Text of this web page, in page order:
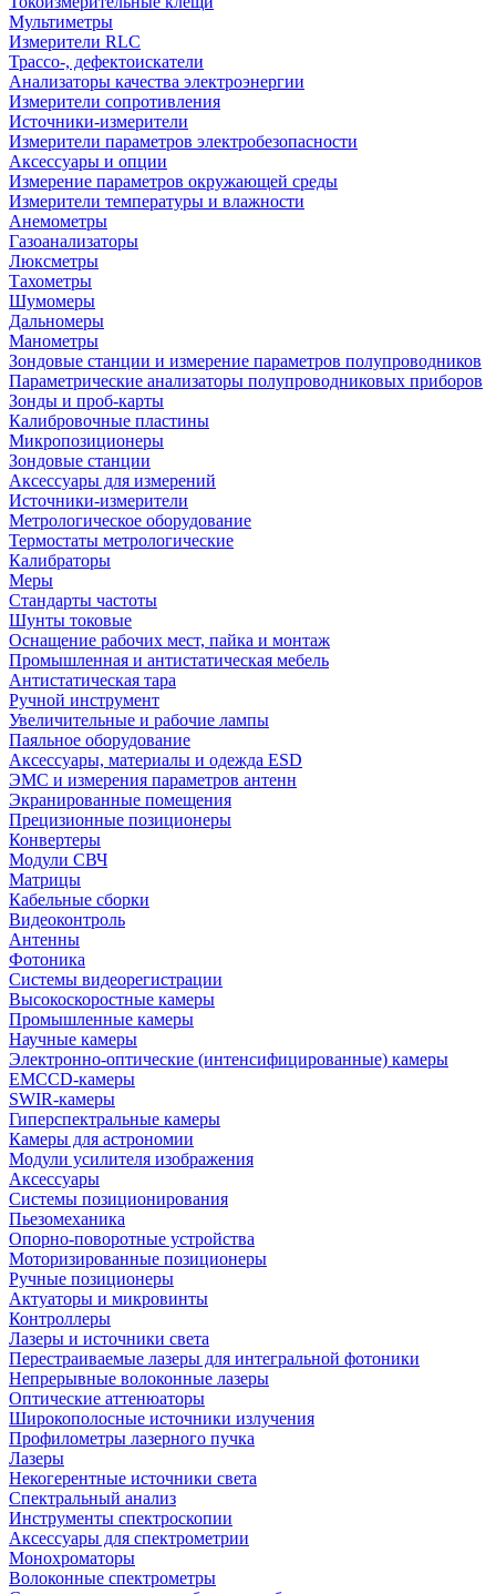
Мультиметры
Измерители RLC
Трассо-, дефектоискатели
Анализаторы качества электроэнергии
Измерители сопротивления
Источники-измерители
Измерители параметров электробезопасности
Аксессуары и опции
Измерение параметров окружающей среды
Измерители температуры и влажности
Анемометры
Газоанализаторы
Люксметры
Тахометры
Шумомеры
Дальномеры
Манометры
Зондовые станции и измерение параметров полупроводников
Параметрические анализаторы полупроводниковых приборов
Зонды и проб-карты
Калибровочные пластины
Микропозиционеры
Зондовые станции
Аксессуары для измерений
Источники-измерители
Метрологическое оборудование
Термостаты метрологические
Калибраторы
Меры
Стандарты частоты
Шунты токовые
Оснащение рабочих мест, пайка и монтаж
Промышленная и антистатическая мебель
Антистатическая тара
Ручной инструмент
Увеличительные и рабочие лампы
Паяльное оборудование
Аксессуары, материалы и одежда ESD
ЭМС и измерения параметров антенн
Экранированные помещения
Прецизионные позиционеры
Конвертеры
Модули СВЧ
Матрицы
Кабельные сборки
Видеоконтроль
Антенны
Фотоника
Cистемы видеорегистрации
Высокоскоростные камеры
Промышленные камеры
Научные камеры
Электронно-оптические (интенсифицированные) камеры
EMCCD-камеры
SWIR-камеры
Гиперспектральные камеры
Камеры для астрономии
Модули усилителя изображения
Аксессуары
Системы позиционирования
Пьезомеханика
Опорно-поворотные устройства
Моторизированные позиционеры
Ручные позиционеры
Актуаторы и микровинты
Контроллеры
Лазеры и источники света
Перестраиваемые лазеры для интегральной фотоники
Непрерывные волоконные лазеры
Оптические аттенюаторы
Широкополосные источники излучения
Профилометры лазерного пучка
Лазеры
Некогерентные источники света
Спектральный анализ
Инструменты спектроскопии
Аксессуары для спектрометрии
Монохроматоры
Волоконные спектрометры